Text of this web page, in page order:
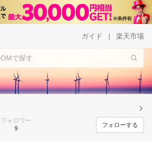
ガイド 楽天市場
フォロワー
9
フォローする